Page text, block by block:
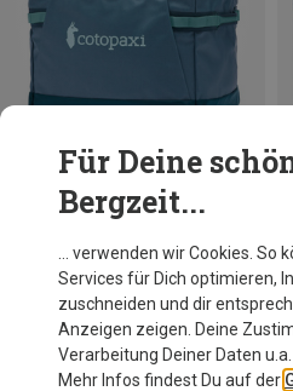
Du sparst 27%
Für Deine
Bergzeit...
… verwenden wir Cookies. So
Services für Dich optimieren,
zuschneiden und dir
Anzeigen zeigen. Deine
Verarbeitung Deiner Daten u.a.
Mehr Infos findest Du auf der